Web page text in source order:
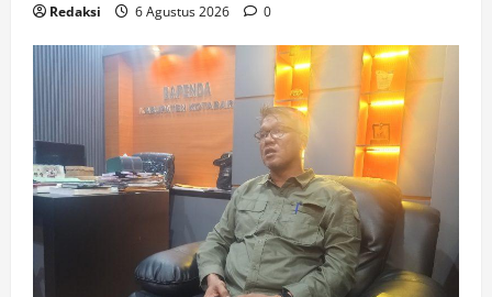
Redaksi 6 Agustus 2026 0